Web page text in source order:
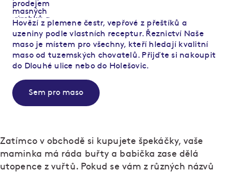
Hovězí z plemene čestr, vepřové z přeštíků a
uzeniny podle vlastních receptur. Řeznictví Naše
maso je místem pro všechny, kteří hledají kvalitní
maso od tuzemských chovatelů. Přijďte si nakoupit
do Dlouhé ulice nebo do Holešovic.
Sem pro maso
Zatímco v obchodě si kupujete špekáčky, vaše
maminka má ráda buřty a babička zase dělá
utopence z vuřtů. Pokud se vám z různých názvů